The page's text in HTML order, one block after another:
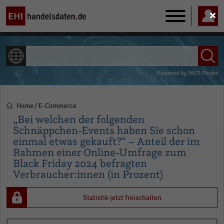
Main
navigation
Powered by FACT-Finder
Pfadnavigation
Home E-Commerce
„Bei welchen der folgenden
Schnäppchen-Events haben Sie schon
einmal etwas gekauft?“ – Anteil der im
Rahmen einer Online-Umfrage zum
Black Friday 2024 befragten
Verbraucher:innen (in Prozent)
Statistik jetzt freischalten